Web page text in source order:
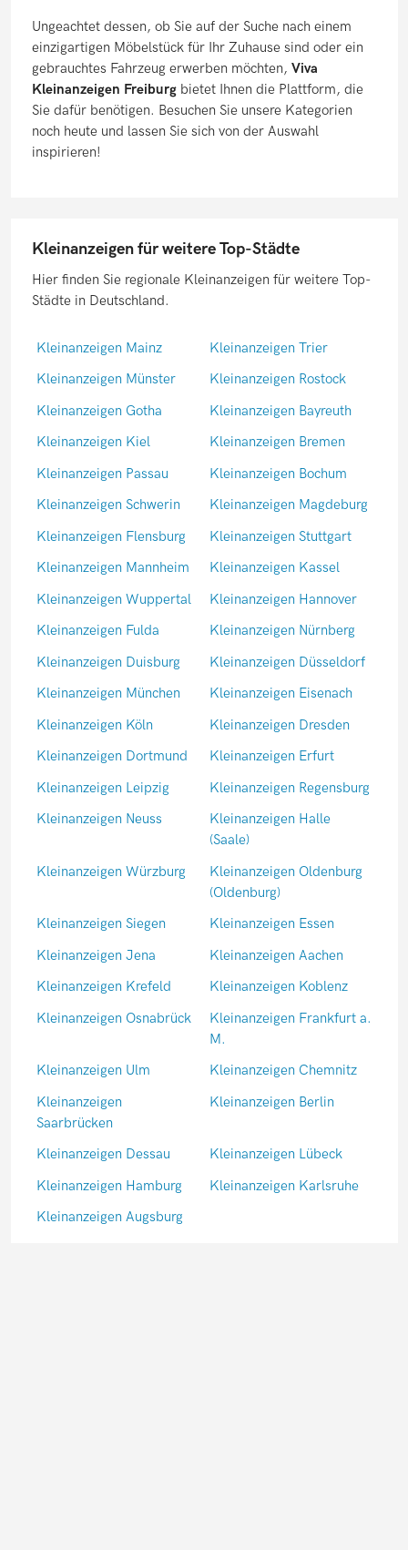
Ungeachtet dessen, ob Sie auf der Suche nach einem
einzigartigen Möbelstück für Ihr Zuhause sind oder ein
gebrauchtes Fahrzeug erwerben möchten, Viva
Kleinanzeigen Freiburgbietet Ihnen die Plattform, die
Sie dafür benötigen. Besuchen Sie unsere Kategorien
noch heute und lassen Sie sich von der Auswahl
inspirieren!
Kleinanzeigen für weitere Top-Städte
Hier finden Sie regionale Kleinanzeigen für weitere Top-
Städte in Deutschland.
Kleinanzeigen Mainz
Kleinanzeigen Trier
Kleinanzeigen Münster
Kleinanzeigen Rostock
Kleinanzeigen Gotha
Kleinanzeigen Bayreuth
Kleinanzeigen Kiel
Kleinanzeigen Bremen
Kleinanzeigen Passau
Kleinanzeigen Bochum
Kleinanzeigen Schwerin
Kleinanzeigen Magdeburg
Kleinanzeigen Flensburg
Kleinanzeigen Stuttgart
Kleinanzeigen Mannheim
Kleinanzeigen Kassel
Kleinanzeigen Wuppertal
Kleinanzeigen Hannover
Kleinanzeigen Fulda
Kleinanzeigen Nürnberg
Kleinanzeigen Duisburg
Kleinanzeigen Düsseldorf
Kleinanzeigen München
Kleinanzeigen Eisenach
Kleinanzeigen Köln
Kleinanzeigen Dresden
Kleinanzeigen Dortmund
Kleinanzeigen Erfurt
Kleinanzeigen Leipzig
Kleinanzeigen Regensburg
Kleinanzeigen Neuss
Kleinanzeigen Halle
(Saale)
Kleinanzeigen Würzburg
Kleinanzeigen Oldenburg
(Oldenburg)
Kleinanzeigen Siegen
Kleinanzeigen Essen
Kleinanzeigen Jena
Kleinanzeigen Aachen
Kleinanzeigen Krefeld
Kleinanzeigen Koblenz
Kleinanzeigen Osnabrück
Kleinanzeigen Frankfurt a.
M.
Kleinanzeigen Ulm
Kleinanzeigen Chemnitz
Kleinanzeigen
Saarbrücken
Kleinanzeigen Berlin
Kleinanzeigen Dessau
Kleinanzeigen Lübeck
Kleinanzeigen Hamburg
Kleinanzeigen Karlsruhe
Kleinanzeigen Augsburg